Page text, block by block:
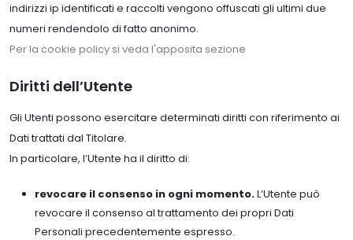
indirizzi ip identificati e raccolti vengono offuscati gli ultimi due
numeri rendendolo di fatto anonimo.
Per la cookie policy si veda l'apposita sezione
Diritti dell’Utente
Gli Utenti possono esercitare determinati diritti con riferimento ai
Dati trattati dal Titolare.
In particolare, l’Utente ha il diritto di:
revocare il consenso in ogni momento.L’Utente può
revocare il consenso al trattamento dei propri Dati
Personali precedentemente espresso.